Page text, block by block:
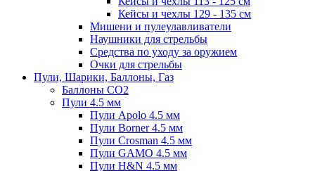
Кейсы и чехлы 129 - 135 см
Мишени и пулеулавливатели
Наушники для стрельбы
Средства по уходу за оружием
Очки для стрельбы
Пули, Шарики, Баллоны, Газ
Баллоны CO2
Пули 4.5 мм
Пули Apolo 4.5 мм
Пули Borner 4.5 мм
Пули Crosman 4.5 мм
Пули GAMO 4.5 мм
Пули H&N 4.5 мм